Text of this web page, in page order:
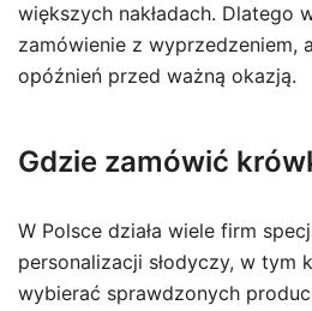
większych nakładach. Dlatego
zamówienie z wyprzedzeniem,
opóźnień przed ważną okazją.
Gdzie zamówić
W Polsce działa wiele firm
personalizacji słodyczy, w tym
wybierać sprawdzonych